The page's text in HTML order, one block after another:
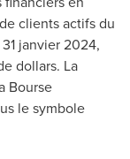
clients actifs du
janvier 2024,
dollars. La
Bourse
le symbole